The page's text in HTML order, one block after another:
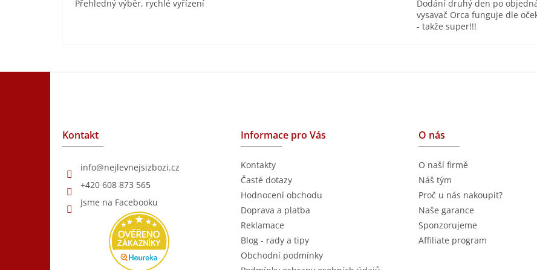
Přehledný výběr, rychlé vyřízení
Dodání druhý den po
vysavač Orca funguje dle
- takže super!!!
Kontakt
info@nejlevnejsizbozi.cz
+420 608 873 565
Jsme na Facebooku
Informace pro Vás
Kontakty
Časté dotazy
Hodnocení obchodu
Doprava a platba
Reklamace
Blog - rady a tipy
Obchodní podmínky
O nás
O naší firmě
Náš tým
Proč u nás nakoupit?
Naše garance
Sponzorujeme
Affiliate program